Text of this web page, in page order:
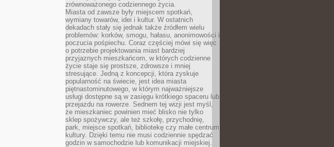
zrównoważonego codziennego życia.
Miasta od zawsze były miejscem spotkań,
wymiany towarów, idei i kultur. W ostatnich
dekadach stały się jednak także źródłem wielu
problemów: korków, smogu, hałasu, anonimowości i
poczucia pośpiechu. Coraz częściej mówi się więc
o potrzebie projektowania miast bardziej
przyjaznych mieszkańcom, w których codzienne
życie staje się prostsze, zdrowsze i mniej
stresujące. Jedną z koncepcji, która zyskuje
popularność na świecie, jest idea miasta
piętnastominutowego, w którym najważniejsze
usługi dostępne są w zasięgu krótkiego spaceru lub
przejazdu na rowerze. Sednem tej wizji jest myśl,
że mieszkaniec powinien mieć blisko nie tylko
sklep spożywczy, ale też szkołę, przychodnię,
park, miejsce spotkań, bibliotekę czy małe centrum
kultury. Dzięki temu nie musi codziennie spędzać
godzin w samochodzie lub komunikacji miejskiej.